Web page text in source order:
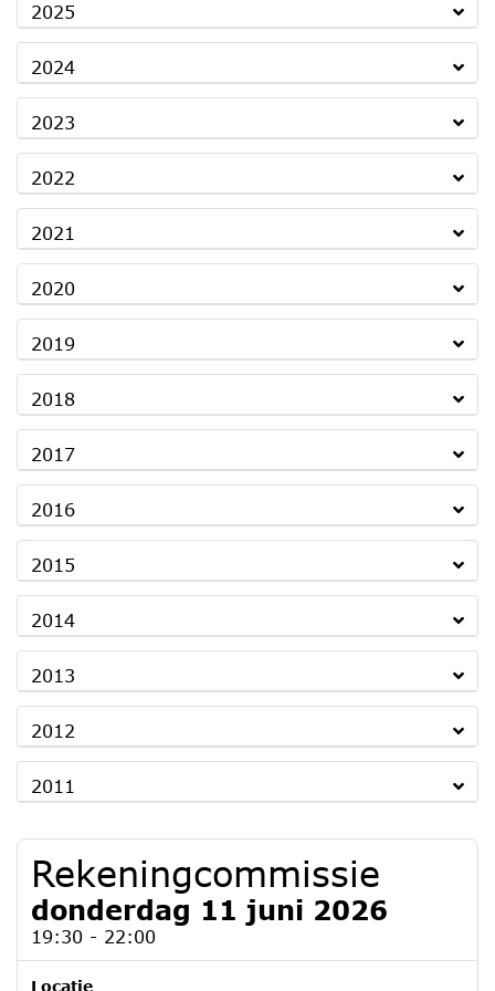
2025
2024
2023
2022
2021
2020
2019
2018
2017
2016
2015
2014
2013
2012
2011
Rekeningcommissie
donderdag 11 juni 2026
19:30 - 22:00
Locatie